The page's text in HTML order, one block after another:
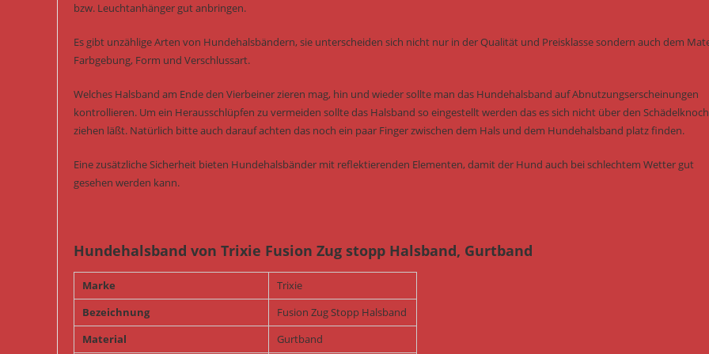
bzw. Leuchtanhänger gut anbringen.
Es gibt unzählige Arten von Hundehalsbändern, sie unterscheiden sich nicht nur in der Qualität und Preisklasse sondern auch dem
Farbgebung, Form und Verschlussart.
Welches Halsband am Ende den Vierbeiner zieren mag, hin und wieder sollte man das Hundehalsband auf Abnutzungserscheinungen
kontrollieren. Um ein Herausschlüpfen zu vermeiden sollte das Halsband so eingestellt werden das es sich nicht über den
ziehen läßt. Natürlich bitte auch darauf achten das noch ein paar Finger zwischen dem Hals und dem Hundehalsband platz finden.
Eine zusätzliche Sicherheit bieten Hundehalsbänder mit reflektierenden Elementen, damit der Hund auch bei schlechtem Wetter gut
gesehen werden kann.
Hundehalsband von Trixie Fusion Zug stopp Halsband, Gurtband
Marke
Trixie
Bezeichnung
Fusion Zug Stopp Halsband
Material
Gurtband